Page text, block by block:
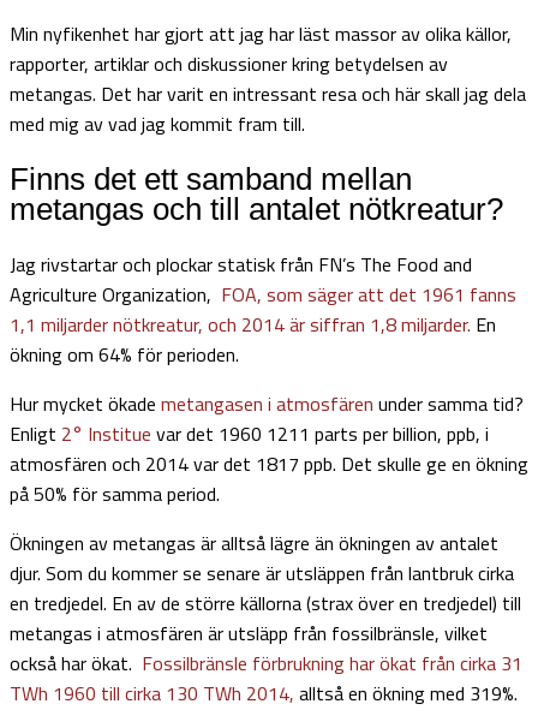
Min nyfikenhet har gjort att jag har läst massor av olika källor,
rapporter, artiklar och diskussioner kring betydelsen av
metangas. Det har varit en intressant resa och här skall jag dela
med mig av vad jag kommit fram till.
Finns det ett samband mellan
metangas och till antalet nötkreatur?
Jag rivstartar och plockar statisk från FN’s The Food and
Agriculture Organization, FOA, som säger att det 1961 fanns
1,1 miljarder nötkreatur, och 2014 är siffran 1,8 miljarder. En
ökning om 64% för perioden.
Hur mycket ökade metangasen i atmosfären under samma tid?
Enligt 2° Institue var det 1960 1211 parts per billion, ppb, i
atmosfären och 2014 var det 1817 ppb. Det skulle ge en ökning
på 50% för samma period.
Ökningen av metangas är alltså lägre än ökningen av antalet
djur. Som du kommer se senare är utsläppen från lantbruk cirka
en tredjedel. En av de större källorna (strax över en tredjedel) till
metangas i atmosfären är utsläpp från fossilbränsle, vilket
också har ökat. Fossilbränsle förbrukning har ökat från cirka 31
TWh 1960 till cirka 130 TWh 2014, alltså en ökning med 319%.